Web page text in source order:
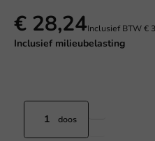
€ 28,24Inclusief BTW€
Inclusief milieubelasting
doos